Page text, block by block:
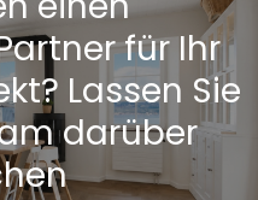
für Ihr
Lassen Sie
darüber